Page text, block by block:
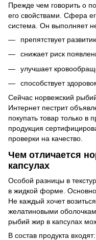
Прежде чем говорить о
его свойствами. Сфера
система. Он выполняет
препятствует
снижает риск
улучшает
способствует
Сейчас норвежский
Интернет пестрит
покупать товар только в
продукция
проверки на качество.
Чем отличается
капсулах
Особой разницы в
в жидкой форме.
Не каждый хочет
желатиновыми
рыбий жир в капсулах
В состав продукта входят: